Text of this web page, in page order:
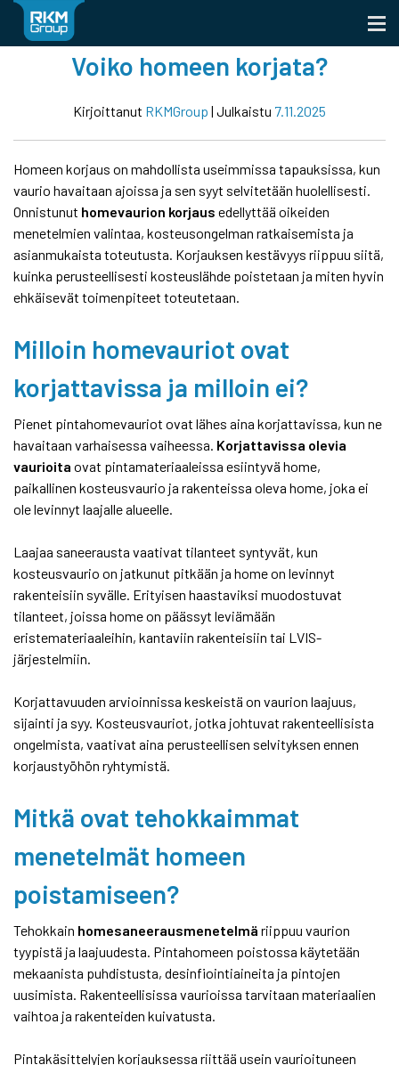
Skip
content
Voiko homeen korjata?
Kirjoittanut RKMGroup | Julkaistu 7.11.2025
Homeen korjaus on mahdollista useimmissa tapauksissa, kun
vaurio havaitaan ajoissa ja sen syyt selvitetään huolellisesti.
Onnistunut homevaurion korjaus edellyttää oikeiden
menetelmien valintaa, kosteusongelman ratkaisemista ja
asianmukaista toteutusta. Korjauksen kestävyys riippuu siitä,
kuinka perusteellisesti kosteuslähde poistetaan ja miten hyvin
ehkäisevät toimenpiteet toteutetaan.
Milloin homevauriot ovat
korjattavissa ja milloin ei?
Pienet pintahomevauriot ovat lähes aina korjattavissa, kun ne
havaitaan varhaisessa vaiheessa. Korjattavissa olevia
vaurioita ovat pintamateriaaleissa esiintyvä home,
paikallinen kosteusvaurio ja rakenteissa oleva home, joka ei
ole levinnyt laajalle alueelle.
Laajaa saneerausta vaativat tilanteet syntyvät, kun
kosteusvaurio on jatkunut pitkään ja home on levinnyt
rakenteisiin syvälle. Erityisen haastaviksi muodostuvat
tilanteet, joissa home on päässyt leviämään
eristemateriaaleihin, kantaviin rakenteisiin tai LVIS-
järjestelmiin.
Korjattavuuden arvioinnissa keskeistä on vaurion laajuus,
sijainti ja syy. Kosteusvauriot, jotka johtuvat rakenteellisista
ongelmista, vaativat aina perusteellisen selvityksen ennen
korjaustyöhön ryhtymistä.
Mitkä ovat tehokkaimmat
menetelmät homeen
poistamiseen?
Tehokkain homesaneerausmenetelmä riippuu vaurion
tyypistä ja laajuudesta. Pintahomeen poistossa käytetään
mekaanista puhdistusta, desinfiointiaineita ja pintojen
uusimista. Rakenteellisissa vaurioissa tarvitaan materiaalien
vaihtoa ja rakenteiden kuivatusta.
Pintakäsittelyjen korjauksessa riittää usein vaurioituneen